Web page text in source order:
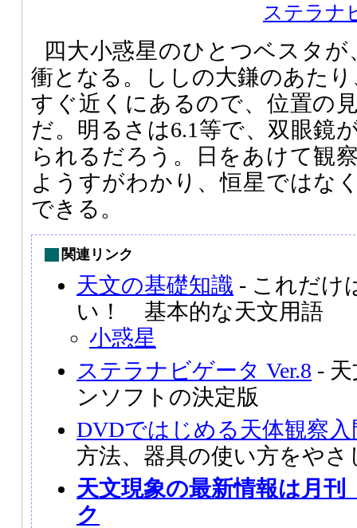
ステラナ
四大小惑星のひとつベスタが
衝となる。ししの大鎌のあた
すぐ近くにあるので、位置の
だ。明るさは6.1等で、双眼鏡
られるだろう。日をあけて観
ようすがわかり、恒星ではな
できる。
関連リンク
天文の基礎知識 - これだけ
い！ 基本的な天文用語
小惑星
ステラナビゲータ Ver.8 -
ンソフトの決定版
DVDではじめる天体観察入
方法、器具の使い方をやさ
天文現象の最新情報は月
ク